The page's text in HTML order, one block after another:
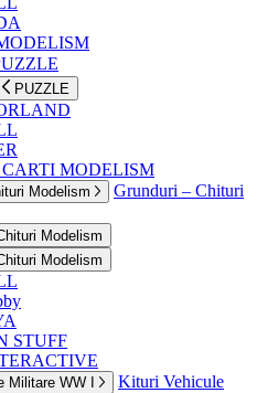
PUZZLE
MODELISM
Modelism
Grunduri – Chituri
Modelism
Modelism
STUFF
Militare WW I
Kituri Vehicule